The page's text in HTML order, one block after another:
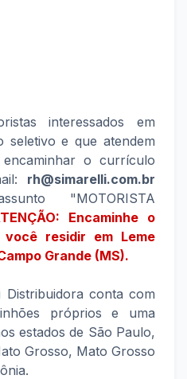
interessados em
seletivo e que atendem
o currículo
rh@simarelli.com.br
"MOTORISTA
Encaminhe o
você residir em Leme
Grande (MS).
Distribuidora conta com
próprios e uma
estados de São Paulo,
Grosso, Mato Grosso